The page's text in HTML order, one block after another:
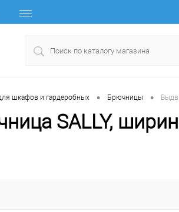
шкафов и гардеробных • Брючницы •
SALLY,